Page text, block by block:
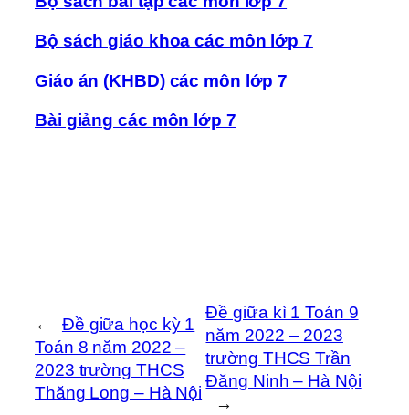
Bộ sách giáo khoa các môn lớp 7
Giáo án (KHBD) các môn lớp 7
Bài giảng các môn lớp 7
←
Đề giữa học kỳ 1
Toán 8 năm 2022 –
2023 trường THCS
Thăng Long – Hà Nội
Đề giữa kì 1 Toán 9
năm 2022 – 2023
trường THCS Trần
Đăng Ninh – Hà Nội
→